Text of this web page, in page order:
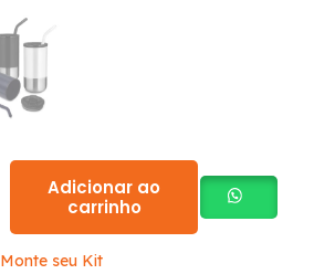
Adicionar ao
carrinho
Monte seu Kit